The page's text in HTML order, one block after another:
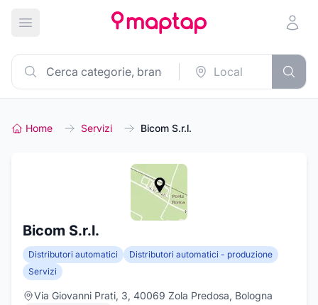
Apri menu principale
Home Servizi Bicom S.r.l.
Bicom S.r.l.
Distributori automatici
Distributori automatici - produzione
Servizi
Via Giovanni Prati, 3, 40069 Zola Predosa, Bologna